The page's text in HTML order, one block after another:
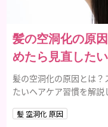
髪の空洞化の原
めたら見直した
髪の空洞化の原因とは
たいヘアケア習慣を解説
髪 空洞化 原因